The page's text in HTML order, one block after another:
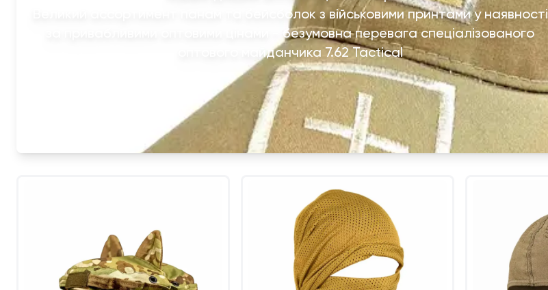
Великий ассортимент панам та бейсболок з військовими принтами у наявності
за привабливими оптовими цінами - безумовна перевага спеціалізованого
оптового майданчика 7.62 Tactical